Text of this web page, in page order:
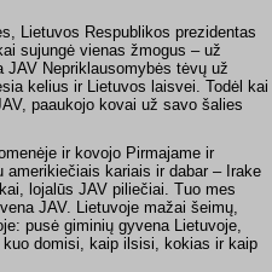
Lietuvos Respublikos prezidentas
sujungė vienas žmogus – už
Nepriklausomybės tėvų už
kelius ir Lietuvos laisvei. Todėl kai
paaukojo kovai už savo šalies
ir kovojo Pirmajame ir
amerikiečiais kariais ir dabar – Irake
lojalūs JAV piliečiai. Tuo mes
JAV. Lietuvoje mažai šeimų,
pusė giminių gyvena Lietuvoje,
domisi, kaip ilsisi, kokias ir kaip